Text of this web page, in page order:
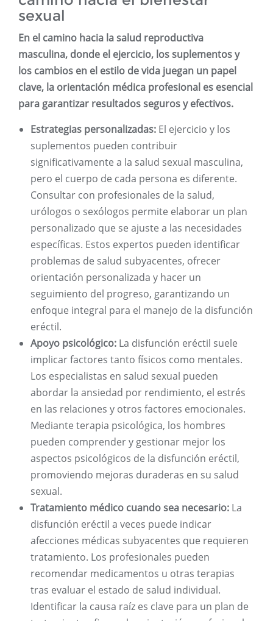
sexual
En el camino hacia la salud reproductiva
masculina, donde el ejercicio, los suplementos y
los cambios en el estilo de vida juegan un papel
clave, la orientación médica profesional es esencial
para garantizar resultados seguros y efectivos.
Estrategias personalizadas: El ejercicio y los
suplementos pueden contribuir
significativamente a la salud sexual masculina,
pero el cuerpo de cada persona es diferente.
Consultar con profesionales de la salud,
urólogos o sexólogos permite elaborar un plan
personalizado que se ajuste a las necesidades
específicas. Estos expertos pueden identificar
problemas de salud subyacentes, ofrecer
orientación personalizada y hacer un
seguimiento del progreso, garantizando un
enfoque integral para el manejo de la disfunción
eréctil.
Apoyo psicológico: La disfunción eréctil suele
implicar factores tanto físicos como mentales.
Los especialistas en salud sexual pueden
abordar la ansiedad por rendimiento, el estrés
en las relaciones y otros factores emocionales.
Mediante terapia psicológica, los hombres
pueden comprender y gestionar mejor los
aspectos psicológicos de la disfunción eréctil,
promoviendo mejoras duraderas en su salud
sexual.
Tratamiento médico cuando sea necesario: La
disfunción eréctil a veces puede indicar
afecciones médicas subyacentes que requieren
tratamiento. Los profesionales pueden
recomendar medicamentos u otras terapias
tras evaluar el estado de salud individual.
Identificar la causa raíz es clave para un plan de